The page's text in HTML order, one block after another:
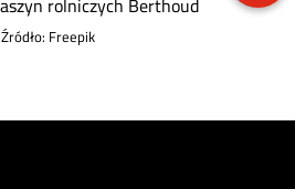
Źródło: Freepik